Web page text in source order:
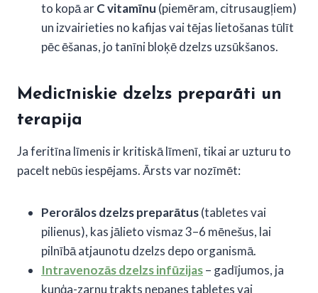
to kopā arC vitamīnu (piemēram, citrusaugļiem)
un izvairieties no kafijas vai tējas lietošanas tūlīt
pēc ēšanas, jo tanīni bloķē dzelzs uzsūkšanos.
Medicīniskie dzelzs preparāti un
terapija
Ja feritīna līmenis ir kritiskā līmenī, tikai ar uzturu to
pacelt nebūs iespējams. Ārsts var nozīmēt:
Perorālos dzelzs preparātus(tabletes vai
pilienus), kas jālieto vismaz 3–6 mēnešus, lai
pilnībā atjaunotu dzelzs depo organismā.
Intravenozās dzelzs infūzijas– gadījumos, ja
kuņģa-zarnu trakts nepanes tabletes vai